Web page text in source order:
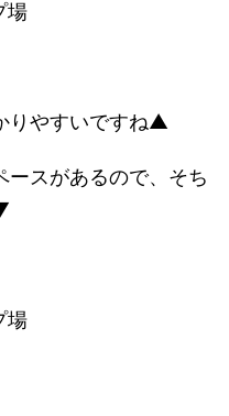
りやすいですね▲
ースがあるので、そち